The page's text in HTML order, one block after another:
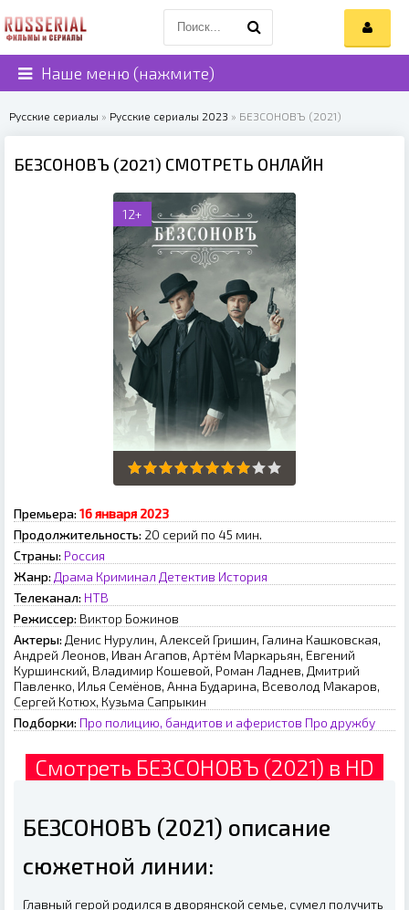
Наше меню (нажмите)
Русские сериалы » Русские сериалы 2023 » БЕЗСОНОВЪ (2021)
БЕЗСОНОВЪ (2021) СМОТРЕТЬ ОНЛАЙН
12+
Премьера: 16 января 2023
Продолжительность: 20 серий по 45 мин.
Страны: Россия
Жанр: Драма Криминал Детектив История
Телеканал: НТВ
Режиссер: Виктор Божинов
Актеры: Денис Нурулин, Алексей Гришин, Галина Кашковская,
Андрей Леонов, Иван Агапов, Артём Маркарьян, Евгений
Куршинский, Владимир Кошевой, Роман Ладнев, Дмитрий
Павленко, Илья Семёнов, Анна Бударина, Всеволод Макаров,
Сергей Котюх, Кузьма Сапрыкин
Подборки: Про полицию, бандитов и аферистов Про дружбу
Смотреть БЕЗСОНОВЪ (2021) в HD
БЕЗСОНОВЪ (2021) описание
сюжетной линии:
Главный герой родился в дворянской семье, сумел получить